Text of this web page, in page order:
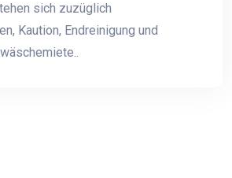
sich zuzüglich
Kaution, Endreinigung und